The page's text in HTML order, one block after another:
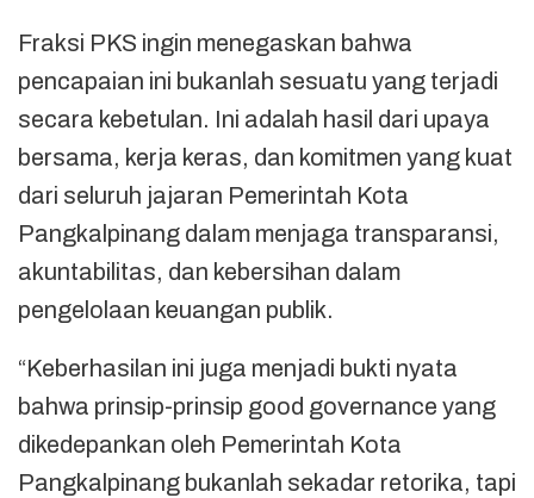
Fraksi PKS ingin menegaskan bahwa
pencapaian ini bukanlah sesuatu yang terjadi
secara kebetulan. Ini adalah hasil dari upaya
bersama, kerja keras, dan komitmen yang kuat
dari seluruh jajaran Pemerintah Kota
Pangkalpinang dalam menjaga transparansi,
akuntabilitas, dan kebersihan dalam
pengelolaan keuangan publik.
“Keberhasilan ini juga menjadi bukti nyata
bahwa prinsip-prinsip good governance yang
dikedepankan oleh Pemerintah Kota
Pangkalpinang bukanlah sekadar retorika, tapi